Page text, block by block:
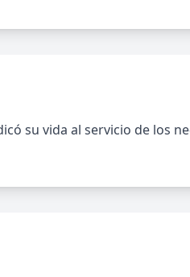
su vida al servicio de los